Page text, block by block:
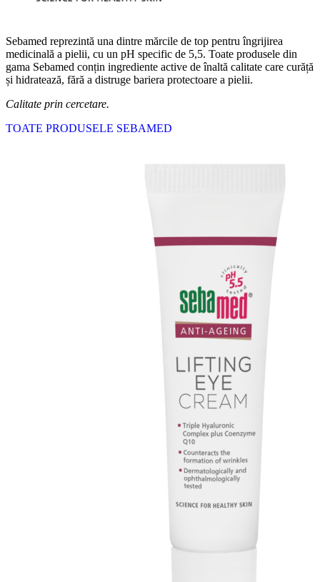
Sebamed reprezintă una dintre mărcile de top pentru îngrijirea
medicinală a pielii, cu un pH specific de 5,5. Toate produsele din
gama Sebamed conțin ingrediente active de înaltă calitate care curăță
și hidratează, fără a distruge bariera protectoare a pielii.
Calitate prin cercetare.
TOATE PRODUSELE SEBAMED